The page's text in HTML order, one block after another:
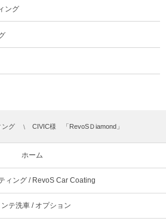
ング
ング CIVIC様 「RevoSＤiamond」
ホーム
ィング / RevoS Car Coating
ンテ洗車 / オプション